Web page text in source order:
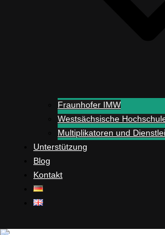
Fraunhofer IMW
Westsächsische
Multiplikatoren und
Unterstützung
Blog
Kontakt